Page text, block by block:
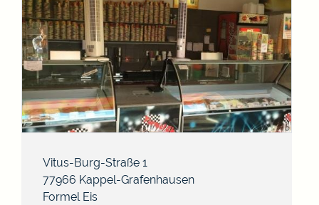
Formel Eis
Vitus-Burg-Straße 1
77966 Kappel-Grafenhausen